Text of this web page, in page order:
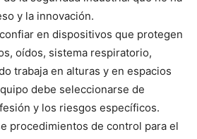
y la innovación.
en dispositivos que protegen
oídos, sistema respiratorio,
trabaja en alturas y en espacios
debe seleccionarse de
y los riesgos específicos.
procedimientos de control para el